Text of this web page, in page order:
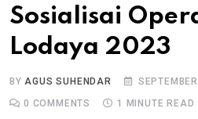
Sosialisai
Lodaya 2023
BYAGUS SUHENDAR
0 COMMENTS 1 MINUTE READ